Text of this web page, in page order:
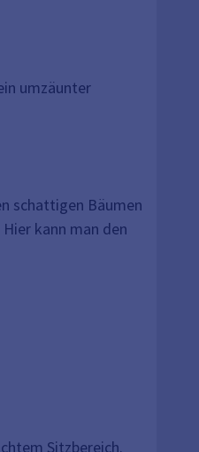
umzäunter
schattigen Bäumen
kann man den
Sitzbereich.